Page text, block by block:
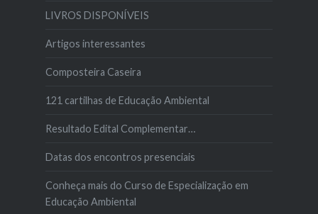
LIVROS DISPONÍVEIS
Artigos interessantes
Composteira Caseira
121 cartilhas de Educação Ambiental
Resultado Edital Complementar…
Datas dos encontros presenciais
Conheça mais do Curso de Especialização em
Educação Ambiental